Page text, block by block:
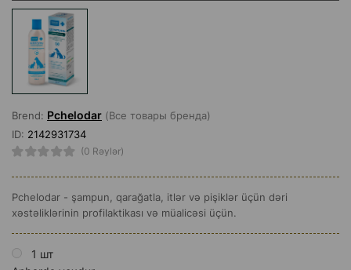
Brend: Pchelodar (Все товары бренда)
ID: 2142931734
(0 Rəylər)
Pchelodar - şampun, qarağatla, itlər və pişiklər üçün dəri
xəstəliklərinin profilaktikası və müalicəsi üçün.
1 шт